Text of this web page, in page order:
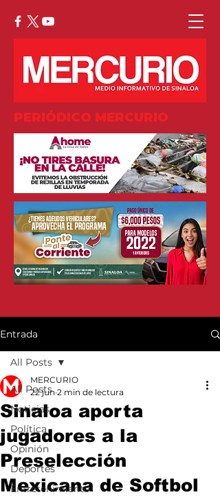
PERIÓDICO MERCURIO
Entrada
All Posts
Noticias
Política
Opinión
Deportes
Entretenimiento
All Posts
Sinaloa aporta
jugadores a la
Preselección
Mexicana de Softbol
MERCURIO
22 jun 2 min de lectura